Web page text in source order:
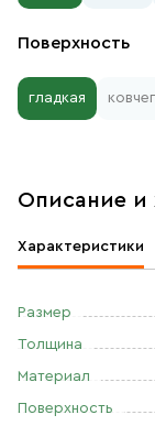
Поверхность
гладкая ковчег
Описание и
Характеристики
Размер
Толщина
Материал
Поверхность